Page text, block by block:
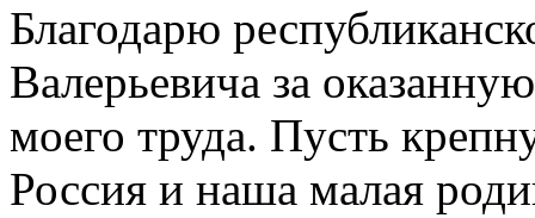
Благодарю
Валерьевича за
моего труда. Пусть
Россия и наша малая